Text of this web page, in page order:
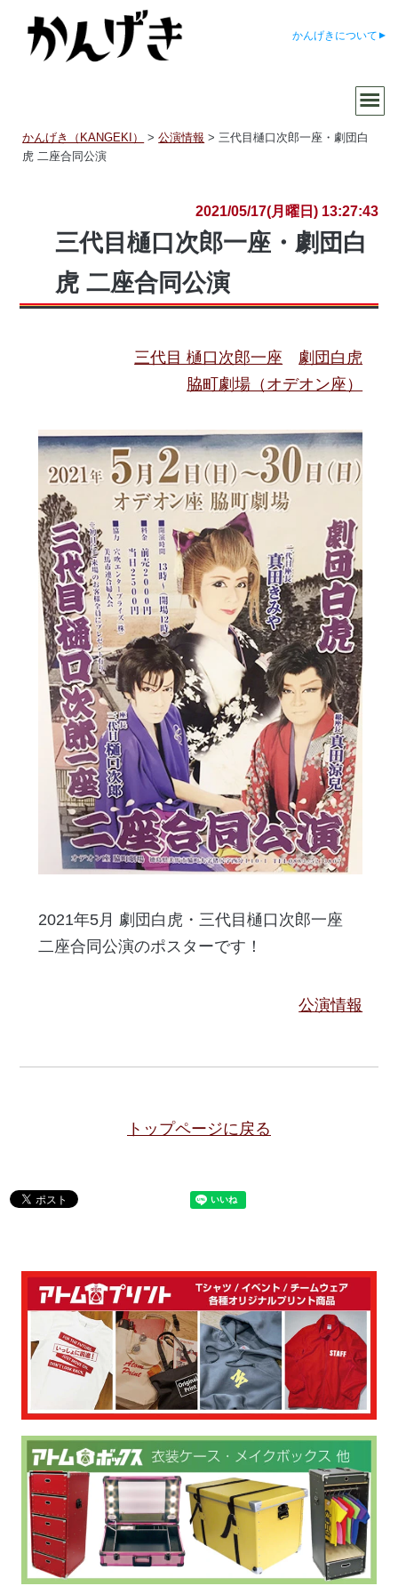
かんげきについて
かんげき（KANGEKI） >公演情報 >三代目樋口次郎一座・劇団白
虎 二座合同公演
2021/05/17(月曜日) 13:27:43
三代目樋口次郎一座・劇団白
虎 二座合同公演
三代目 樋口次郎一座
劇団白虎
脇町劇場（オデオン座）
2021年5月 劇団白虎・三代目樋口次郎一座
二座合同公演のポスターです！
公演情報
トップページに戻る